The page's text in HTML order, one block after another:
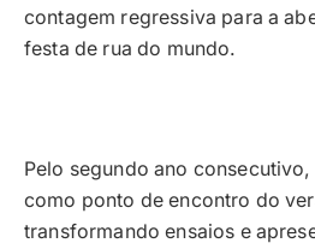
contagem regressiva para a
festa de rua do mundo.
Pelo segundo ano
como ponto de encontro do
transformando ensaios e